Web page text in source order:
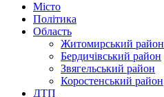
Місто
Політика
Область
Житомирський район
Бердичівський район
Звягельський район
Коростенський район
ДТП